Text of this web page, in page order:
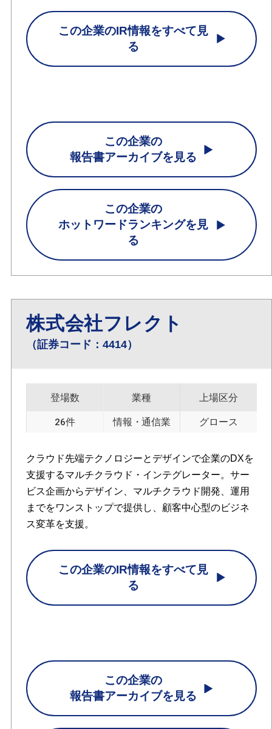
この企業のIR情報をすべて見
る
この企業の
報告書アーカイブを見る
この企業の
ホットワードランキングを見
る
株式会社フレクト
（証券コード：4414）
登場数
26件
業種
情報・通信業
上場区分
グロース
クラウド先端テクノロジーとデザインで企業のDXを
支援するマルチクラウド・インテグレーター。サー
ビス企画からデザイン、マルチクラウド開発、運用
までをワンストップで提供し、顧客中心型のビジネ
ス変革を支援。
この企業のIR情報をすべて見
る
この企業の
報告書アーカイブを見る